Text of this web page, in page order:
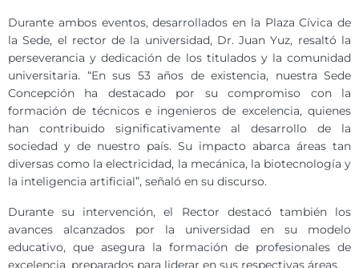
Durante ambos eventos, desarrollados en la Plaza Cívica de
la Sede, el rector de la universidad, Dr. Juan Yuz, resaltó la
perseverancia y dedicación de los titulados y la comunidad
universitaria. “En sus 53 años de existencia, nuestra Sede
Concepción ha destacado por su compromiso con la
formación de técnicos e ingenieros de excelencia, quienes
han contribuido significativamente al desarrollo de la
sociedad y de nuestro país. Su impacto abarca áreas tan
diversas como la electricidad, la mecánica, la biotecnología y
la inteligencia artificial”, señaló en su discurso.
Durante su intervención, el Rector destacó también los
avances alcanzados por la universidad en su modelo
educativo, que asegura la formación de profesionales de
excelencia, preparados para liderar en sus respectivas áreas.